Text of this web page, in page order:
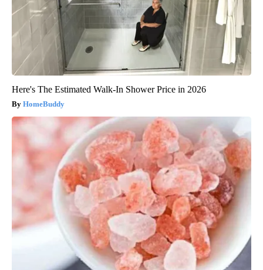
Here's The Estimated Walk-In Shower Price in 2026
HomeBuddy